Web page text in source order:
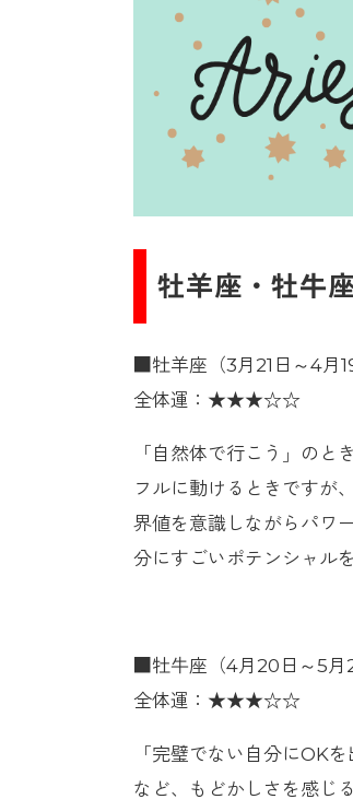
牡羊座・牡牛
■牡羊座（3月21日～4月
全体運：★★★☆☆
「自然体で行こう」の
フルに動けるときですが
界値を意識しながらパワ
分にすごいポテンシャル
■牡牛座（4月20日～5月
全体運：★★★☆☆
「完璧でない自分にOK
など、もどかしさを感じ